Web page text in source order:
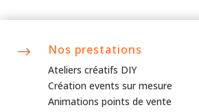
$ Nos prestations
Ateliers créatifs DIY
Création events sur mesure
Animations points de vente